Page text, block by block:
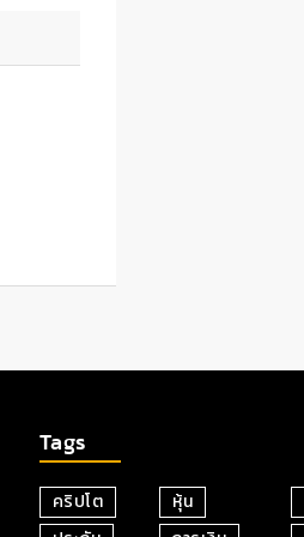
Tags
คริปโต
หุ้น